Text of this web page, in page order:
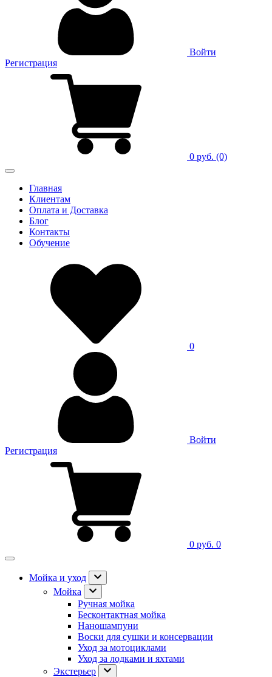
Войти
Регистрация
0 руб. (0)
Главная
Клиентам
Оплата и Доставка
Блог
Контакты
Обучение
0
Войти
Регистрация
0 руб. 0
Мойка и уход
Мойка
Ручная мойка
Бесконтактная мойка
Наношампуни
Воски для сушки и консервации
Уход за мотоциклами
Уход за лодками и яхтами
Экстерьер